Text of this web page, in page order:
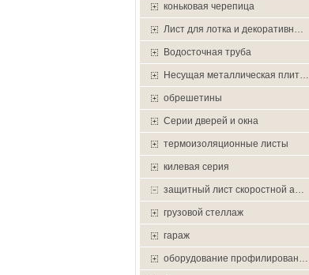
коньковая черепица
Лист для лотка и декоративн…
Водосточная труба
Несущая металлическая плит…
обрешетины
Серии дверей и окна
термоизоляционные листы
килевая серия
защитный лист скоростной а…
грузовой стеллаж
гараж
оборудование профилирован…